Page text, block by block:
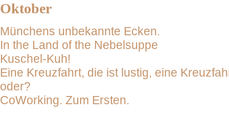
Oktober
Münchens unbekannte Ecken.
In the Land of the Nebelsuppe
Kuschel-Kuh!
Eine Kreuzfahrt, die ist lustig, eine
oder?
CoWorking. Zum Ersten.